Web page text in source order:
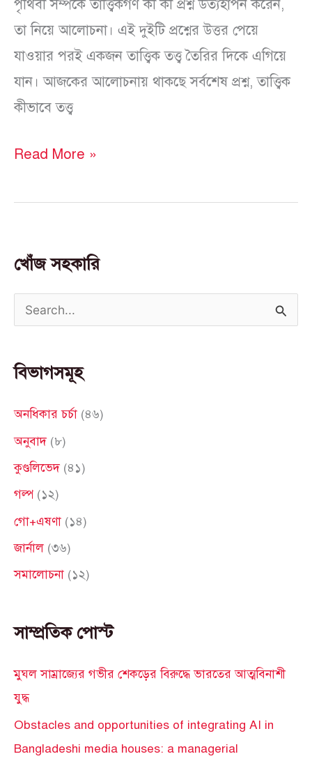
পৃথিবী সম্পর্কে তাত্ত্বিকগণ কী কী প্রশ্ন উত্যহাপন করেন,
তা নিয়ে আলোচনা। এই দুইটি প্রশ্নের উত্তর পেয়ে
যাওয়ার পরই একজন তাত্ত্বিক তত্ত্ব তৈরির দিকে এগিয়ে
যান। আজকের আলোচনায় থাকছে সর্বশেষ প্রশ্ন, তাত্ত্বিক
কীভাবে তত্ত্ব
Read More »
খোঁজ সহকারি
a
r
c
o
:
বিভাগসমূহ
অনধিকার চর্চা (৪৬)
অনুবাদ(৮)
কুণ্ডলিভেদ(৪১)
গল্প(১২)
গো+এষণা (১৪)
জার্নাল (৩৬)
সমালোচনা (১২)
সাম্প্রতিক পোস্ট
মুঘল সাম্রাজ্যের গভীর শেকড়ের বিরুদ্ধে ভারতের আত্মবিনাশী
যুদ্ধ
Obstacles and opportunities of integrating AI in
Bangladeshi media houses: a managerial